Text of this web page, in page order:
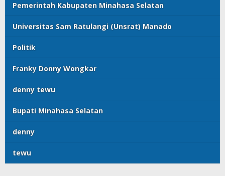
Pemerintah Kabupaten Minahasa Selatan
Universitas Sam Ratulangi (Unsrat) Manado
Politik
Franky Donny Wongkar
denny tewu
Bupati Minahasa Selatan
denny
tewu